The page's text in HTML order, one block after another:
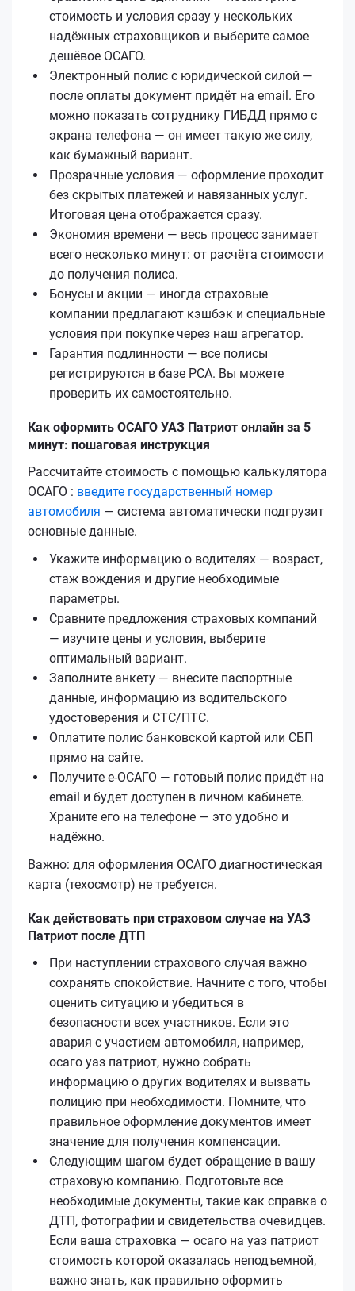
стоимость и условия сразу у нескольких
надёжных страховщиков и выберите самое
дешёвое ОСАГО.
Электронный полис с юридической силой —
после оплаты документ придёт на email. Его
можно показать сотруднику ГИБДД прямо с
экрана телефона — он имеет такую же силу,
как бумажный вариант.
Прозрачные условия — оформление проходит
без скрытых платежей и навязанных услуг.
Итоговая цена отображается сразу.
Экономия времени — весь процесс занимает
всего несколько минут: от расчёта стоимости
до получения полиса.
Бонусы и акции — иногда страховые
компании предлагают кэшбэк и специальные
условия при покупке через наш агрегатор.
Гарантия подлинности — все полисы
регистрируются в базе РСА. Вы можете
проверить их самостоятельно.
Как оформить ОСАГО УАЗ Патриот онлайн за 5
минут: пошаговая инструкция
Рассчитайте стоимость с помощью калькулятора
ОСАГО : введите государственный номер
автомобиля — система автоматически подгрузит
основные данные.
Укажите информацию о водителях — возраст,
стаж вождения и другие необходимые
параметры.
Сравните предложения страховых компаний
— изучите цены и условия, выберите
оптимальный вариант.
Заполните анкету — внесите паспортные
данные, информацию из водительского
удостоверения и СТС/ПТС.
Оплатите полис банковской картой или СБП
прямо на сайте.
Получите е‑ОСАГО — готовый полис придёт на
email и будет доступен в личном кабинете.
Храните его на телефоне — это удобно и
надёжно.
Важно: для оформления ОСАГО диагностическая
карта (техосмотр) не требуется.
Как действовать при страховом случае на УАЗ
Патриот после ДТП
При наступлении страхового случая важно
сохранять спокойствие. Начните с того, чтобы
оценить ситуацию и убедиться в
безопасности всех участников. Если это
авария с участием автомобиля, например,
осаго уаз патриот, нужно собрать
информацию о других водителях и вызвать
полицию при необходимости. Помните, что
правильное оформление документов имеет
значение для получения компенсации.
Следующим шагом будет обращение в вашу
страховую компанию. Подготовьте все
необходимые документы, такие как справка о
ДТП, фотографии и свидетельства очевидцев.
Если ваша страховка — осаго на уаз патриот
стоимость которой оказалась неподъемной,
важно знать, как правильно оформить